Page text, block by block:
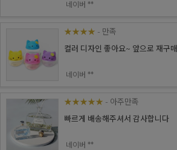
네이버 **
★★★★ - 만족
컬러 디자인 좋아요~ 앞으로 재구
네이버 **
★★★★★ - 아주만족
빠르게 배송해주셔서 감사합니다
네이버 **